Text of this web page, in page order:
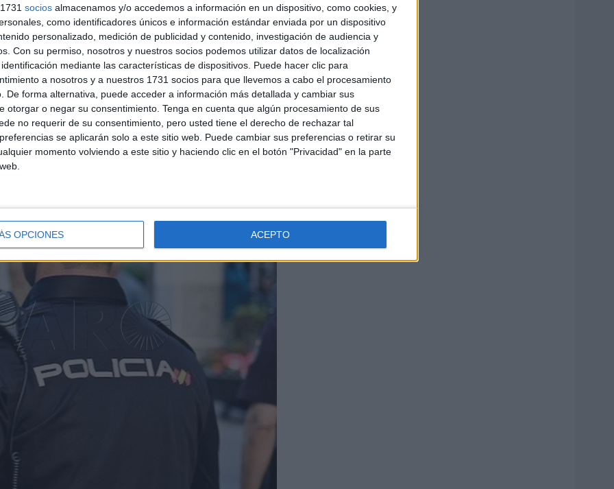
socios almacenamos y/o accedemos a información en un dispositivo, como cookies, y
como identificadores únicos e información estándar enviada por un dispositivo
personalizado, medición de publicidad y contenido, investigación de audiencia y
Con su permiso, nosotros y nuestros socios podemos utilizar datos de localización
mediante las características de dispositivos. Puede hacer clic para
a nosotros y a nuestros 1731 socios para que llevemos a cabo el procesamiento
De forma alternativa, puede acceder a información más detallada y cambiar sus
otorgar o negar su consentimiento. Tenga en cuenta que algún procesamiento de sus
no requerir de su consentimiento, pero usted tiene el derecho de rechazar tal
se aplicarán solo a este sitio web. Puede cambiar sus preferencias o retirar su
momento volviendo a este sitio y haciendo clic en el botón "Privacidad" en la parte
OPCIONES ACEPTO
caídas frente a 2023 en los delitos deodio por
51%menos y ladisfobia(discriminación hacia las
quedisminuye un 36%.